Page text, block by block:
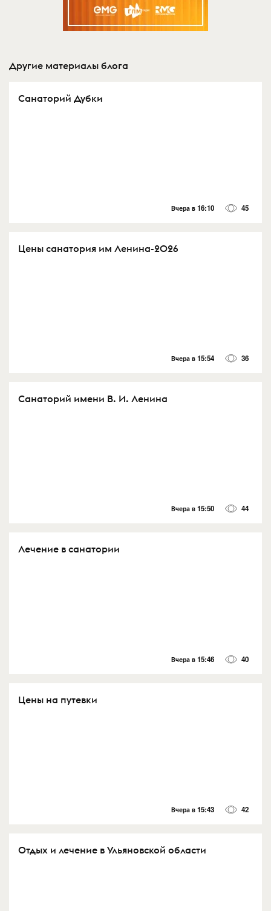
Другие материалы блога
Санаторий Дубки
Вчера в 16:10 45
Цены санатория им Ленина-2026
Вчера в 15:54 36
Санаторий имени В. И. Ленина
Вчера в 15:50 44
Лечение в санатории
Вчера в 15:46 40
Цены на путевки
Вчера в 15:43 42
Отдых и лечение в Ульяновской области